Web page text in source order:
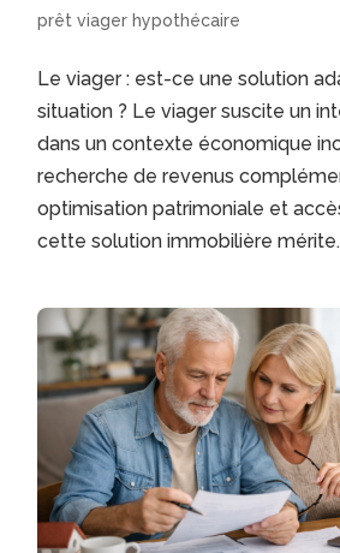
prêt viager hypothécaire
Le viager : est-ce une solution
situation ? Le viager suscite un
dans un contexte économique
recherche de revenus
optimisation patrimoniale et
cette solution immobilière